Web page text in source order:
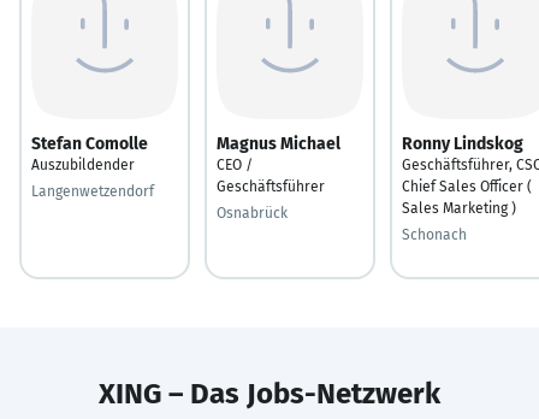
Stefan Comolle
Auszubildender
Langenwetzendorf
Magnus Michael
CEO /
Geschäftsführer
Osnabrück
Ronny Lindskog
Geschäftsführer,
Chief Sales Officer (
Sales Marketing )
Schonach
XING – Das Jobs-Netzwerk